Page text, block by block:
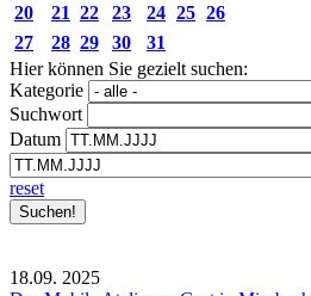
20
21 22 23 24 25 26
27
28 29 30
31
Hier können Sie gezielt suchen:
Kategorie
Suchwort
Datum
reset
18.09. 2025